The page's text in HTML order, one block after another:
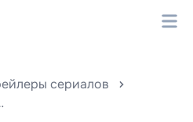
сериалов
тизер сериала «Асока»